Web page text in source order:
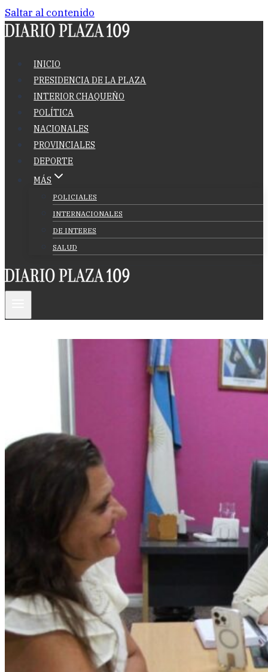
Saltar al contenido
INICIO
PRESIDENCIA DE LA PLAZA
INTERIOR CHAQUEÑO
POLÍTICA
NACIONALES
PROVINCIALES
DEPORTE
MÁS
POLICIALES
INTERNACIONALES
DE INTERES
SALUD